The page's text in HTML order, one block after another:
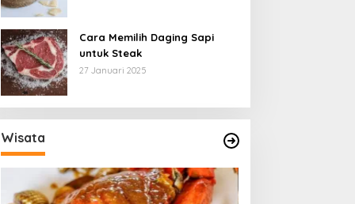
Cara Memilih Daging Sapi
untuk Steak
27 Januari 2025
Wisata